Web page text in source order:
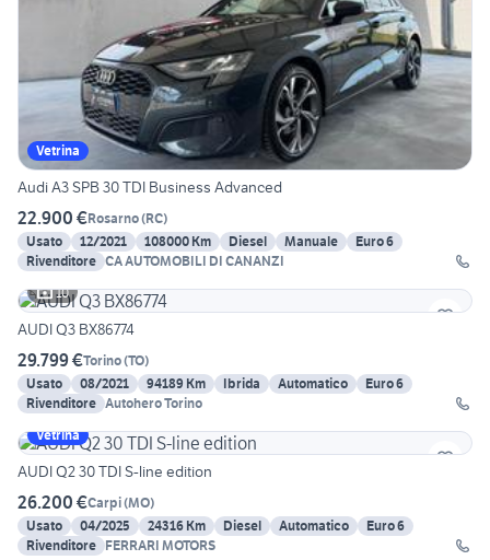
Vetrina
Audi A3 SPB 30 TDI Business Advanced
22.900 €Rosarno(RC)
Usato
12/2021 108000 Km Diesel Manuale
Euro 6
Rivenditore CA AUTOMOBILI DI CANANZI
10
AUDI Q3 BX86774
29.799 €Torino(TO)
Usato
08/2021 94189 Km Ibrida Automatico
Euro 6
Rivenditore Autohero Torino
Vetrina
AUDI Q2 30 TDI S-line edition
26.200 €Carpi(MO)
Usato
04/2025 24316 Km Diesel Automatico
Euro 6
Rivenditore FERRARI MOTORS